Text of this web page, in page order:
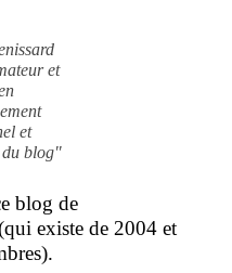
et
et
du blog"
blog de
existe de 2004 et